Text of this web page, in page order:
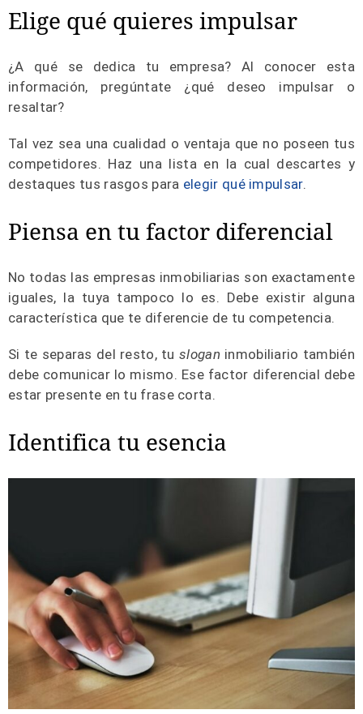
Elige qué quieres impulsar
¿A qué se dedica tu empresa? Al conocer esta
información, pregúntate ¿qué deseo impulsar o
resaltar?
Tal vez sea una cualidad o ventaja que no poseen tus
competidores. Haz una lista en la cual descartes y
destaques tus rasgos para elegir qué impulsar.
Piensa en tu factor diferencial
No todas las empresas inmobiliarias son exactamente
iguales, la tuya tampoco lo es. Debe existir alguna
característica que te diferencie de tu competencia.
Si te separas del resto, tuslogan inmobiliario también
debe comunicar lo mismo. Ese factor diferencial debe
estar presente en tu frase corta.
Identifica tu esencia